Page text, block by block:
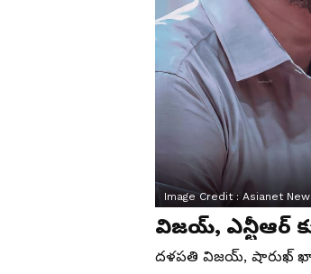
Image Credit :Asianet
విజయ్, ఎన్టీఆర్
దళపతి విజయ్, షారుఖ్